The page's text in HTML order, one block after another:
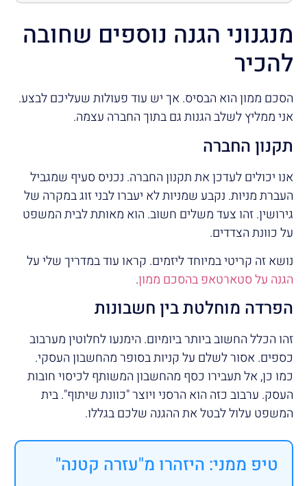
מנגנוני הגנה נוספים שחובה
להכיר
הסכם ממון הוא הבסיס. אך יש עוד פעולות שעליכם לבצע.
אני ממליץ לשלב הגנות גם בתוך החברה עצמה.
תקנון החברה
אנו יכולים לעדכן את תקנון החברה. נכניס סעיף שמגביל
העברת מניות. נקבע שמניות לא יעברו לבני זוג במקרה של
גירושין. זהו צעד משלים חשוב. הוא מאותת לבית המשפט
על כוונת הצדדים.
נושא זה קריטי במיוחד ליזמים. קראו עוד במדריך שלי על
הגנה על סטארטאפ בהסכם ממון.
הפרדה מוחלטת בין חשבונות
זהו הכלל החשוב ביותר ביומיום. הימנעו לחלוטין מערבוב
כספים. אסור לשלם על קניות בסופר מהחשבון העסקי.
כמו כן, אל תעבירו כסף מהחשבון המשותף לכיסוי חובות
העסק. ערבוב כזה הוא הרסני ויוצר "כוונת שיתוף". בית
המשפט עלול לבטל את ההגנה שלכם בגללו.
טיפ ממני: היזהרו מ"עזרה קטנה"